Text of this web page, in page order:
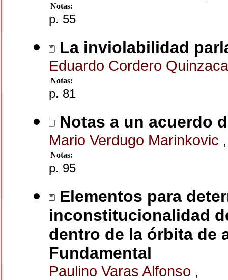
Notas:
p. 55
La inviolabilidad
Eduardo Cordero
Notas:
p. 81
Notas a un acuerdo
Mario Verdugo Marinkovic ,
Notas:
p. 95
Elementos para
inconstitucionalidad
dentro de la órbita de
Fundamental
Paulino Varas Alfonso ,